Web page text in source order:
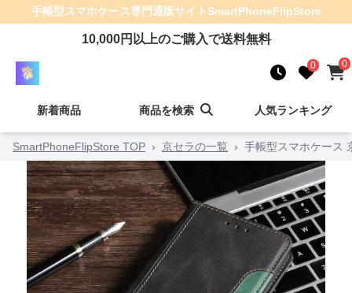
手帳型スマホケース専門通販サイトSmartPhoneFlipStore
10,000円以上のご購入で送料無料
0 0
新着商品 商品を検索 人気ランキング
SmartPhoneFlipStore TOP › 京セラの一覧 › 手帳型スマホケース